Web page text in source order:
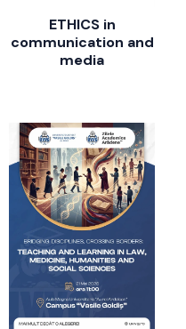
ETHICS in
communication and
media